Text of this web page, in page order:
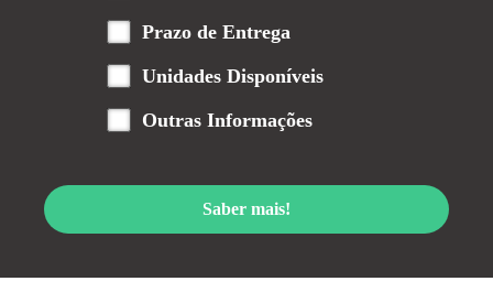
Prazo de Entrega
Unidades Disponíveis
Outras Informações
Saber mais!